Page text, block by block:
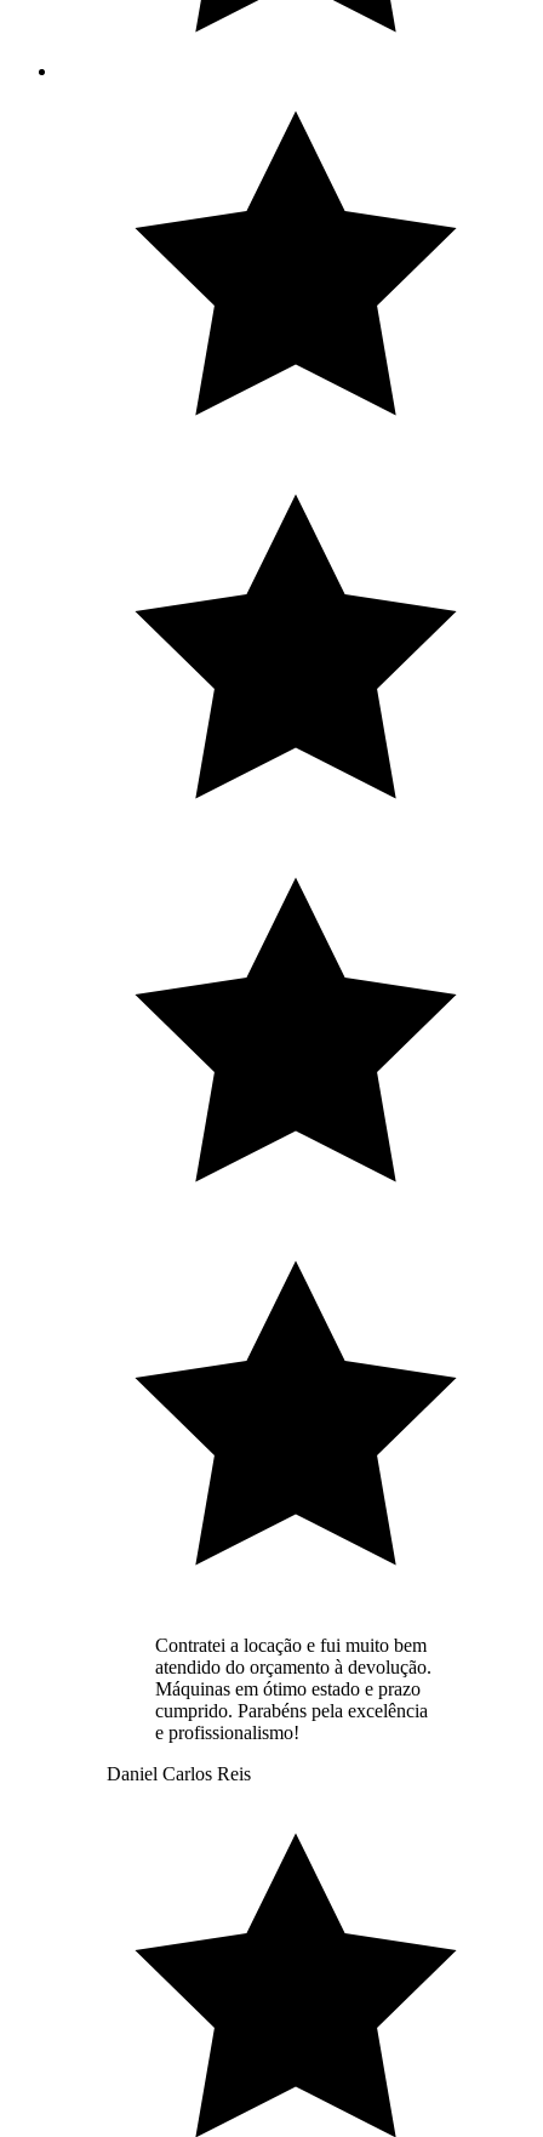
Contratei a locação e fui muito bem
atendido do orçamento à devolução.
Máquinas em ótimo estado e prazo
cumprido. Parabéns pela excelência
e profissionalismo!
Daniel Carlos Reis